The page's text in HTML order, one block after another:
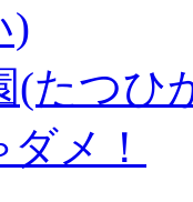
)
(たつひ
メ！